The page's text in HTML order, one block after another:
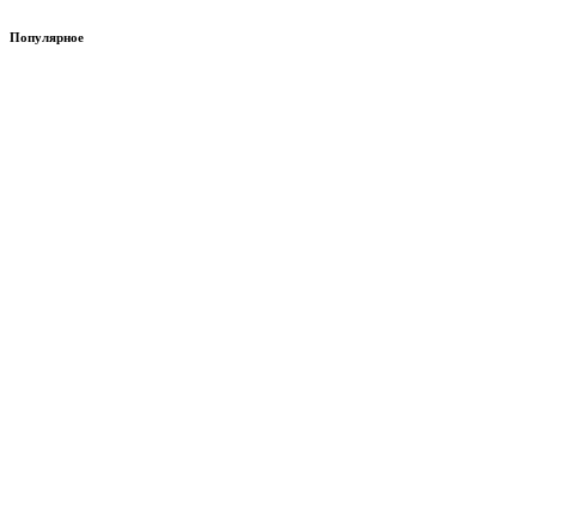
Популярное